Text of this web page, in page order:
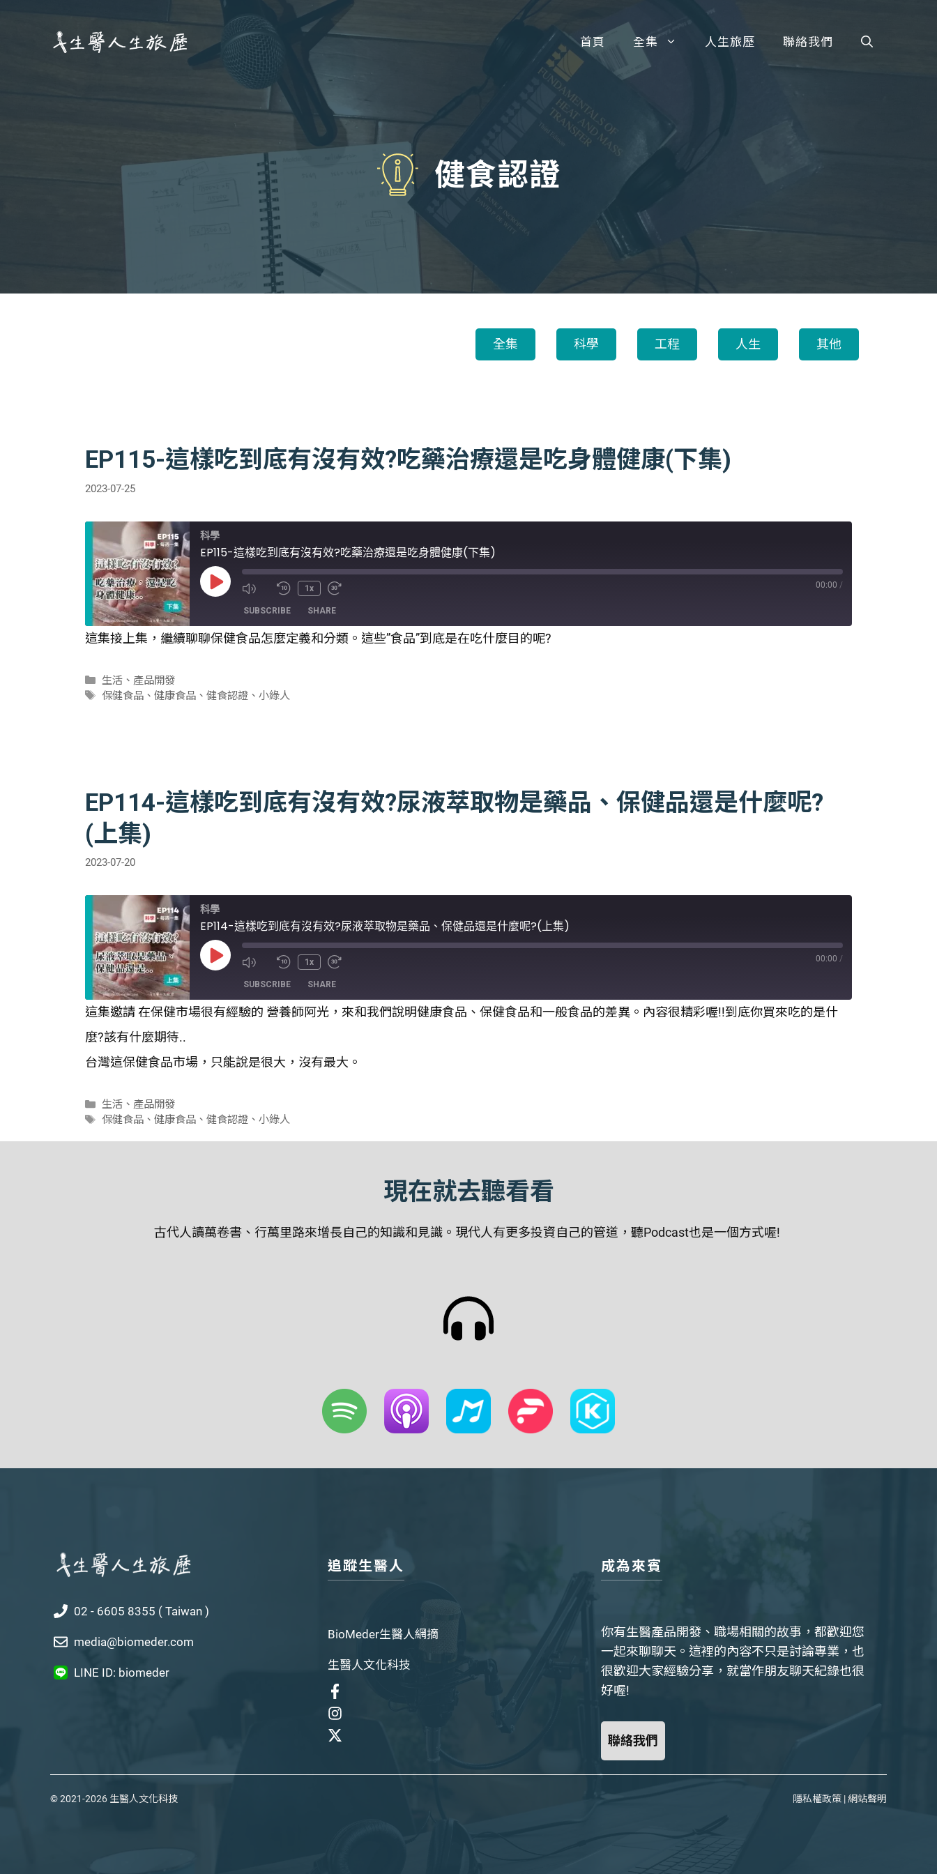
首頁 全集 人生旅歷 聯絡我們
健食認證
全集 科學 工程 人生 其他
EP115-這樣吃到底有沒有效?吃藥治療還是吃身體健康(下集)
2023-07-25
科學
EP115-這樣吃到底有沒有效?吃藥治療還是吃身體健康(下集)
Play
Episode
1x 00:00 /
SUBSCRIBE SHARE
LINK
這集接上集，繼續聊聊保健食品怎麼定義和分類。這些”食品”到底是在吃什麼目的呢?
分
類
生活 、 產品開發
標
保健食品 、健康食品 、健食認證 、小綠人
EP114-這樣吃到底有沒有效?尿液萃取物是藥品、保健品還是什麼呢?
(上集)
2023-07-20
科學
EP114-這樣吃到底有沒有效?尿液萃取物是藥品、保健品還是什麼呢?(上集)
Play
Episode
1x 00:00 /
SUBSCRIBE SHARE
RSS FEED
SHARE
LINK
這集邀請 在保健市場很有經驗的 營養師阿光，來和我們說明健康食品、保健食品和一般食品的差異。內容很精彩喔!!到底你買來吃的是什
麼?該有什麼期待..
台灣這保健食品市場，只能說是很大，沒有最大。
分
類
生活 、 產品開發
標
保健食品 、健康食品 、健食認證 、小綠人
現在就去聽看看
古代人讀萬卷書、行萬里路來增長自己的知識和見識。現代人有更多投資自己的管道，聽Podcast也是一個方式喔!
02 - 6605 8355 ( Taiwan )
media@biomeder.com
LINE ID: biomeder
追蹤生醫人
BioMeder生醫人網摘
生醫人文化科技
成為來賓
你有生醫產品開發、職場相關的故事，都歡迎您
一起來聊聊天。這裡的內容不只是討論專業，也
很歡迎大家經驗分享，就當作朋友聊天紀錄也很
好喔!
聯絡我們
© 2021-2026 生醫人文化科技 隱私權政策 | 網站聲明